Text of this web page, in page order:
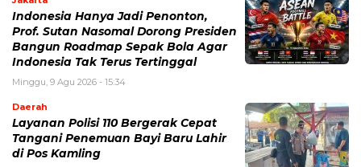
Indonesia Hanya Jadi Penonton,
Prof. Sutan Nasomal Dorong Presiden
Bangun Roadmap Sepak Bola Agar
Indonesia Tak Terus Tertinggal
Minggu, 9 Agu 2026 - 15:34
Daerah
Layanan Polisi 110 Bergerak Cepat
Tangani Penemuan Bayi Baru Lahir
di Pos Kamling